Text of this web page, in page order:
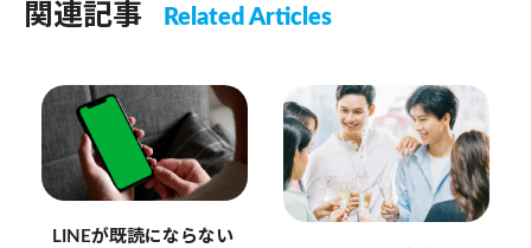
関連記事 Related Articles
LINEが既読にならない